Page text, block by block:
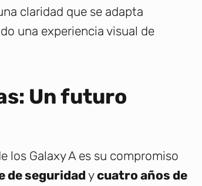
claridad que se adapta
una experiencia visual de
Un futuro
los Galaxy A es su compromiso
de seguridad ycuatro años de